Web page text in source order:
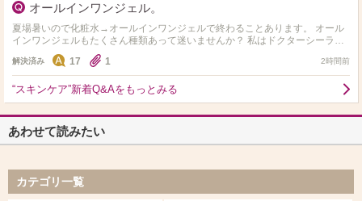
オールインワンジェル。
夏場暑いので化粧水→オールインワンジェルで終わることあります。 オール
インワンジェルもたくさん種類あって迷いませんか？ 私はドクターシーラボ
のセンシティブジェル敏感肌用を使用してます。 オス…
解決済み 17 1 2時間前
“スキンケア”新着Q&Aをもっとみる
あわせて読みたい
カテゴリ一覧